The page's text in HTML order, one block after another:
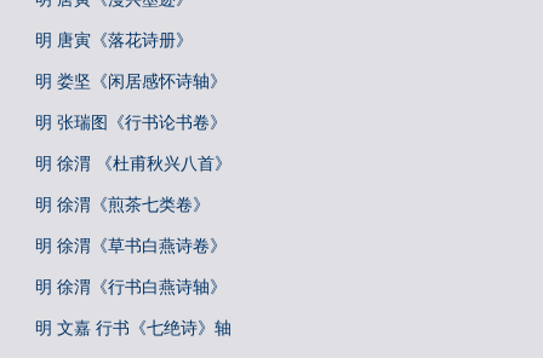
明 唐寅《落花诗册》
明 娄坚《闲居感怀诗轴》
明 张瑞图《行书论书卷》
明 徐渭 《杜甫秋兴八首》
明 徐渭《煎茶七类卷》
明 徐渭《草书白燕诗卷》
明 徐渭《行书白燕诗轴》
明 文嘉 行书《七绝诗》轴